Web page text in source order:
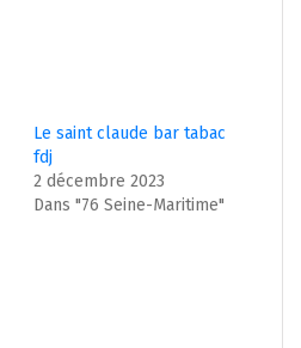
Le saint claude bar tabac
fdj
2 décembre 2023
Dans "76 Seine-Maritime"